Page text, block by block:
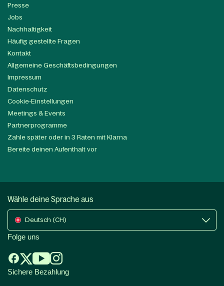
Presse
Jobs
Nachhaltigkeit
Häufig gestellte Fragen
Kontakt
Allgemeine Geschäftsbedingungen
Impressum
Datenschutz
Cookie-Einstellungen
Meetings & Events
Partnerprogramme
Zahle später oder in 3 Raten mit Klarna
Bereite deinen Aufenthalt vor
Wähle deine Sprache aus
Deutsch (CH)
Folge uns
Sichere Bezahlung